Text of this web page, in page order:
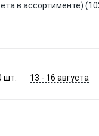
в ассортименте)
шт. 13 - 16 августа